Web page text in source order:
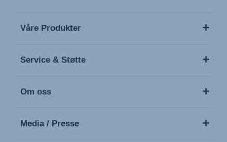
Våre Produkter
Service & Støtte
Om oss
Media / Presse